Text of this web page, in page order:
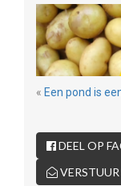
« Een pond is
DEEL OP
VERSTUUR